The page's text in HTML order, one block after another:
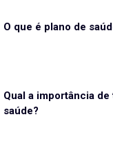
O que é plano de
Qual a importância
saúde?